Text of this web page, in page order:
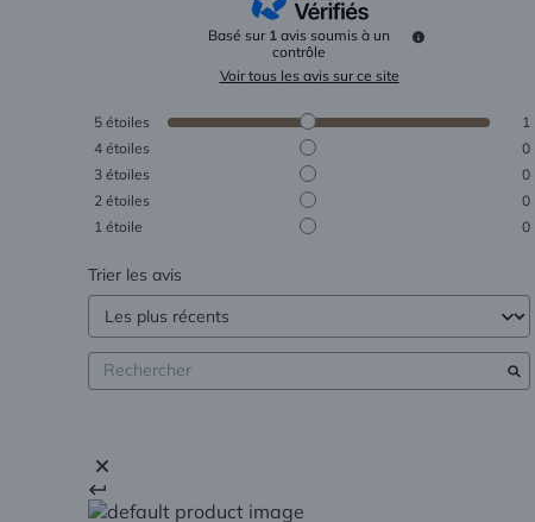
Basé sur 1 avis soumis à un
contrôle
Voir tous les avis sur ce site
5 étoiles
1
4 étoiles
0
3 étoiles
0
2 étoiles
0
1 étoile 0
Trier les avis